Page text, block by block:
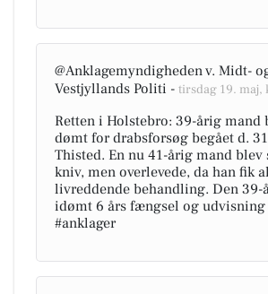
@Anklagemyndigheden v. Midt-
Vestjyllands Politi - tirsdag 19. maj,
Retten i Holstebro: 39-årig mand
dømt for drabsforsøg begået d.
Thisted. En nu 41-årig mand blev
kniv, men overlevede, da han fik
livreddende behandling. Den 39-
idømt 6 års fængsel og udvisning
#anklager